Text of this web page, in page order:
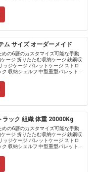
ム サイズ オーダーメイド
めの6層のカスタマイズ可能な手動
ージ 折りたたむ収納ケージ 鉄鋼収
ッジケージ パレットケージ ストロ
収納シェルフ 中型重型パレットラ
ラック 組織 体重 20000Kg
めの6層のカスタマイズ可能な手動
ージ 折りたたむ収納ケージ 鉄鋼収
ッジケージ パレットケージ ストロ
収納シェルフ 中型重型パレットラ